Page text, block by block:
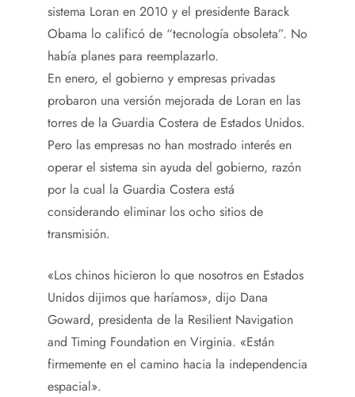
sistema Loran en 2010 y el presidente Barack
Obama lo calificó de “tecnología obsoleta”. No
había planes para reemplazarlo.
En enero, el gobierno y empresas privadas
probaron una versión mejorada de Loran en las
torres de la Guardia Costera de Estados Unidos.
Pero las empresas no han mostrado interés en
operar el sistema sin ayuda del gobierno, razón
por la cual la Guardia Costera está
considerando eliminar los ocho sitios de
transmisión.
«Los chinos hicieron lo que nosotros en Estados
Unidos dijimos que haríamos», dijo Dana
Goward, presidenta de la Resilient Navigation
and Timing Foundation en Virginia. «Están
firmemente en el camino hacia la independencia
espacial».